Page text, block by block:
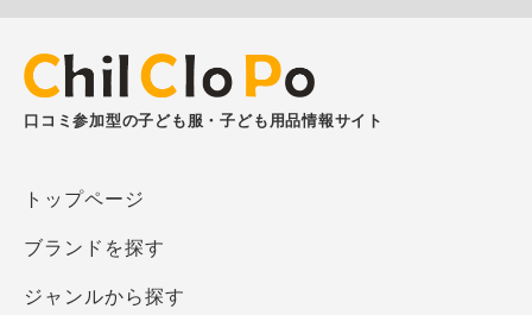
口コミ参加型の子ども服・子ども用品情報サイト
トップページ
ブランドを探す
ジャンルから探す